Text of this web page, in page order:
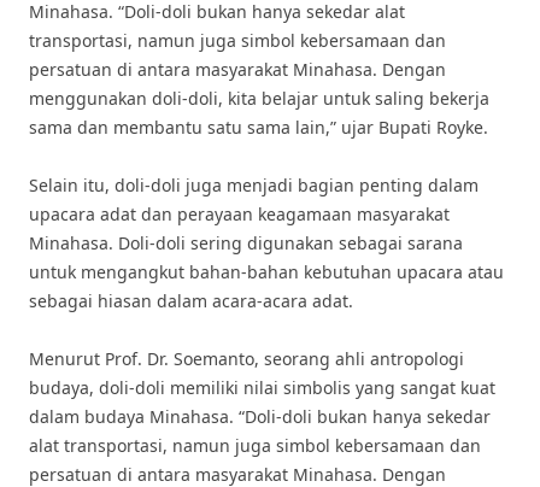
Minahasa. “Doli-doli bukan hanya sekedar alat
transportasi, namun juga simbol kebersamaan dan
persatuan di antara masyarakat Minahasa. Dengan
menggunakan doli-doli, kita belajar untuk saling bekerja
sama dan membantu satu sama lain,” ujar Bupati Royke.
Selain itu, doli-doli juga menjadi bagian penting dalam
upacara adat dan perayaan keagamaan masyarakat
Minahasa. Doli-doli sering digunakan sebagai sarana
untuk mengangkut bahan-bahan kebutuhan upacara atau
sebagai hiasan dalam acara-acara adat.
Menurut Prof. Dr. Soemanto, seorang ahli antropologi
budaya, doli-doli memiliki nilai simbolis yang sangat kuat
dalam budaya Minahasa. “Doli-doli bukan hanya sekedar
alat transportasi, namun juga simbol kebersamaan dan
persatuan di antara masyarakat Minahasa. Dengan